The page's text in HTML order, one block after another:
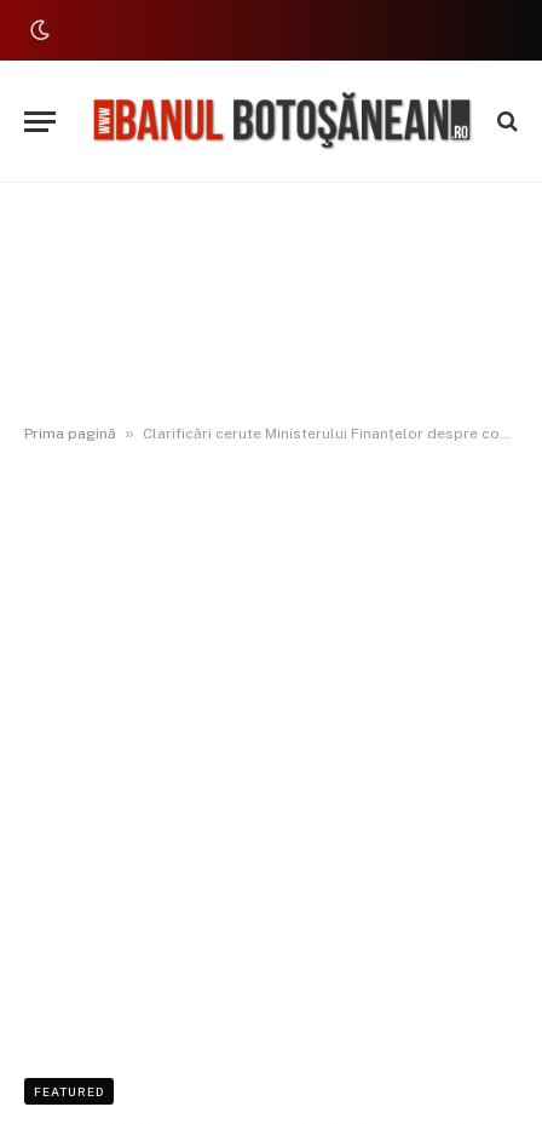
Prima pagină » Clarificări cerute Ministerului Finanțelor despre contractele pentru tronsoanele A7 Suceava–Pașcani
FEATURED